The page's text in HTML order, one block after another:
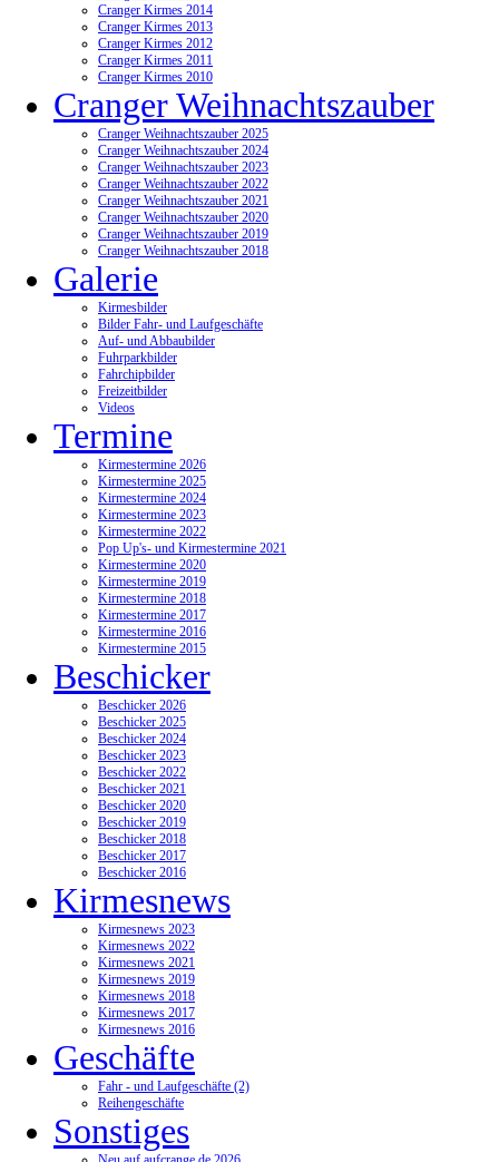
Cranger Kirmes 2014
Cranger Kirmes 2013
Cranger Kirmes 2012
Cranger Kirmes 2011
Cranger Kirmes 2010
Cranger Weihnachtszauber
Cranger Weihnachtszauber 2025
Cranger Weihnachtszauber 2024
Cranger Weihnachtszauber 2023
Cranger Weihnachtszauber 2022
Cranger Weihnachtszauber 2021
Cranger Weihnachtszauber 2020
Cranger Weihnachtszauber 2019
Cranger Weihnachtszauber 2018
Galerie
Kirmesbilder
Bilder Fahr- und Laufgeschäfte
Auf- und Abbaubilder
Fuhrparkbilder
Fahrchipbilder
Freizeitbilder
Videos
Termine
Kirmestermine 2026
Kirmestermine 2025
Kirmestermine 2024
Kirmestermine 2023
Kirmestermine 2022
Pop Up's- und Kirmestermine 2021
Kirmestermine 2020
Kirmestermine 2019
Kirmestermine 2018
Kirmestermine 2017
Kirmestermine 2016
Kirmestermine 2015
Beschicker
Beschicker 2026
Beschicker 2025
Beschicker 2024
Beschicker 2023
Beschicker 2022
Beschicker 2021
Beschicker 2020
Beschicker 2019
Beschicker 2018
Beschicker 2017
Beschicker 2016
Kirmesnews
Kirmesnews 2023
Kirmesnews 2022
Kirmesnews 2021
Kirmesnews 2019
Kirmesnews 2018
Kirmesnews 2017
Kirmesnews 2016
Geschäfte
Fahr - und Laufgeschäfte (2)
Reihengeschäfte
Sonstiges